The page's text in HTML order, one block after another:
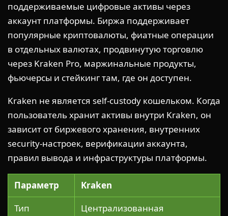
поддерживаемые цифровые активы через
аккаунт платформы. Биржа поддерживает
популярные криптовалюты, фиатные операции
в отдельных валютах, продвинутую торговлю
через Kraken Pro, маржинальные продукты,
фьючерсы и стейкинг там, где он доступен.
Kraken не является self-custody кошельком. Когда
пользователь хранит активы внутри Kraken, он
зависит от биржевого хранения, внутренних
security-настроек, верификации аккаунта,
правил вывода и инфраструктуры платформы.
Параметр
Kraken
Тип
Централизованная